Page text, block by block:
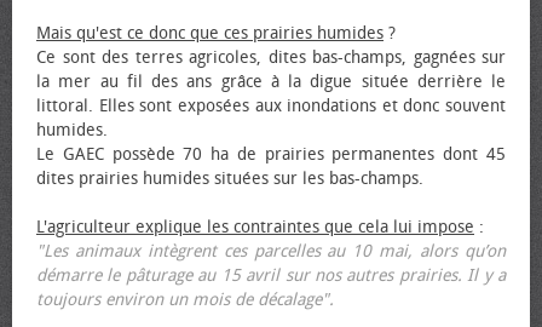
Mais qu'est ce donc que ces prairies humides ?
Ce sont des terres agricoles, dites bas-champs, gagnées sur
la mer au fil des ans grâce à la digue située derrière le
littoral. Elles sont exposées aux inondations et donc souvent
humides.
Le GAEC possède 70 ha de prairies permanentes dont 45
dites prairies humides situées sur les bas-champs.
L'agriculteur explique les contraintes que cela lui impose :
"Les animaux intègrent ces parcelles au 10 mai, alors qu’on
démarre le pâturage au 15 avril sur nos autres prairies. Il y a
toujours environ un mois de décalage".